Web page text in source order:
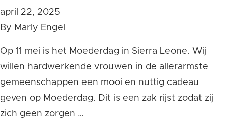
april 22, 2025
By Marly Engel
Op 11 mei is het Moederdag in Sierra Leone. Wij
willen hardwerkende vrouwen in de allerarmste
gemeenschappen een mooi en nuttig cadeau
geven op Moederdag. Dit is een zak rijst zodat zij
zich geen zorgen …